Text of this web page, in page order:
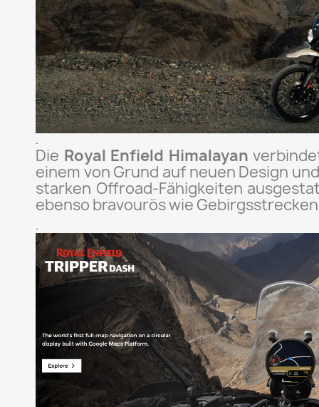
.
Die Royal Enfield Himalayan
einem von Grund auf neuen Design
starken Offroad-Fähigkeiten
ebenso bravourös wie
.